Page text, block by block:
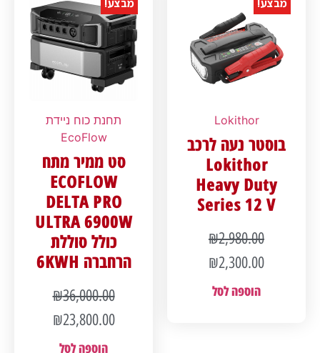
מבצע!
Lokithor
בוסטר נעה לרכב
Lokithor
Heavy Duty
Series 12 V
₪2,980.00
₪2,300.00
הוספה לסל
מבצע!
תחנת כוח ניידת
EcoFlow
סט ממיר מתח
ECOFLOW
DELTA PRO
ULTRA 6900W
כולל סוללת
הרחברה 6KWH
₪36,000.00
₪23,800.00
הוספה לסל